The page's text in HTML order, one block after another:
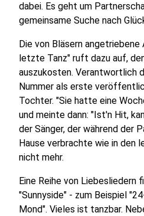
dabei. Es geht um
gemeinsame Suche nach
Die von Bläsern
letzte Tanz" ruft dazu auf,
auszukosten. Verantwortlich
Nummer als erste
Tochter. "Sie hatte eine
und meinte dann: "Ist'n Hit,
der Sänger, der während der
Hause verbrachte wie in den
nicht mehr.
Eine Reihe von Liebesliedern
"Sunnyside" - zum Beispiel
Mond". Vieles ist tanzbar.